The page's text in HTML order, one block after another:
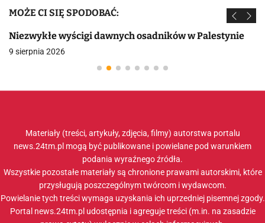
MOŻE CI SIĘ SPODOBAĆ:
Niezwykłe wyścigi dawnych osadników w Palestynie
9 sierpnia 2026
Materiały (treści, artykuły, zdjęcia, filmy) autorstwa portalu
news.24tm.pl mogą być publikowane i powielane pod warunkiem
podania wyraźnego źródła.
Wszystkie pozostałe materiały są chronione prawami autorskimi, które
przysługują poszczególnym twórcom i wydawcom.
Powielanie tych treści wymaga uzyskania ich uprzedniej pisemnej zgody.
Portal news.24tm.pl udostępnia i agreguje treści (m.in. na zasadzie